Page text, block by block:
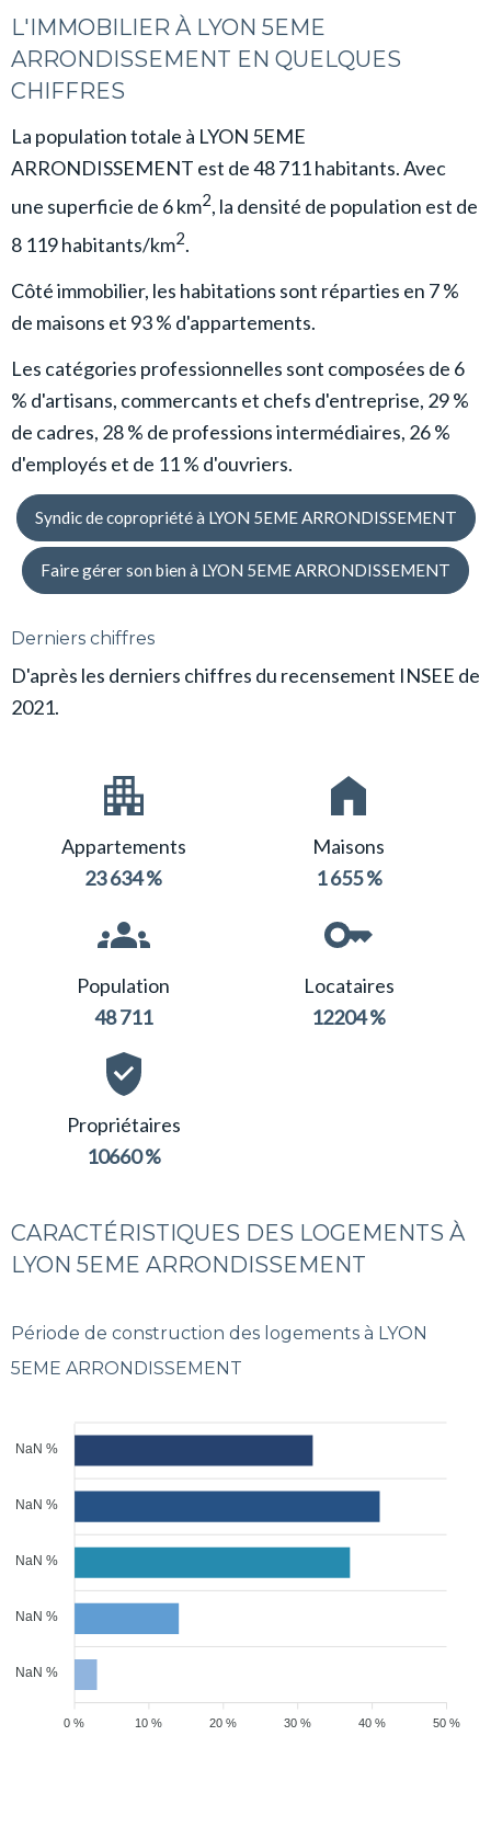
L'IMMOBILIER À LYON 5EME
ARRONDISSEMENT EN QUELQUES
CHIFFRES
La population totale à LYON 5EME
ARRONDISSEMENT est de 48 711 habitants. Avec
une superficie de 6 km2, la densité de population est de
8 119 habitants/km2.
Côté immobilier, les habitations sont réparties en 7 %
de maisons et 93 % d'appartements.
Les catégories professionnelles sont composées de 6
% d'artisans, commercants et chefs d'entreprise, 29 %
de cadres, 28 % de professions intermédiaires, 26 %
d'employés et de 11 % d'ouvriers.
Syndic de copropriété à LYON 5EME ARRONDISSEMENT
Faire gérer son bien à LYON 5EME ARRONDISSEMENT
Derniers chiffres
D'après les derniers chiffres du recensement INSEE de
2021.
Appartements
23 634 %
Maisons
1 655 %
Population
48 711
Locataires
12204 %
Propriétaires
10660 %
CARACTÉRISTIQUES DES LOGEMENTS À
LYON 5EME ARRONDISSEMENT
Période de construction des logements à LYON
5EME ARRONDISSEMENT
NaN %
NaN %
NaN %
NaN %
NaN %
50 %
40 %
30 %
20 %
10 %
0 %